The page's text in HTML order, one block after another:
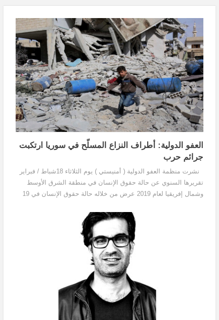
العفو الدولية: أطراف النزاع المسلّح في سوريا ارتكبت
جرائم حرب
نشرت منظمة العفو الدولية ( أمنيستي ) يوم الثلاثاء 18شباط / فبراير
تقريرها السنوي عن حالة حقوق الإنسان في منطقة الشرق الأوسط
وشمال إفريقيا لعام 2019 عرض من خلاله حالة حقوق الإنسان في 19